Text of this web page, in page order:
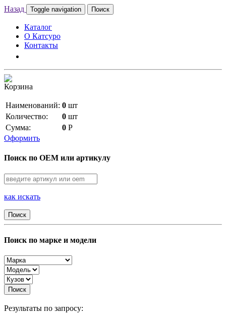
Назад Toggle navigation Поиск
Каталог
О Катсуро
Контакты
Корзина
Наименований: 0 шт
Количество:
0 шт
Сумма:
0 Р
Оформить
Поиск по OEM или артикулу
как искать
Поиск
Поиск по марке и модели
Поиск
Результаты по запросу: